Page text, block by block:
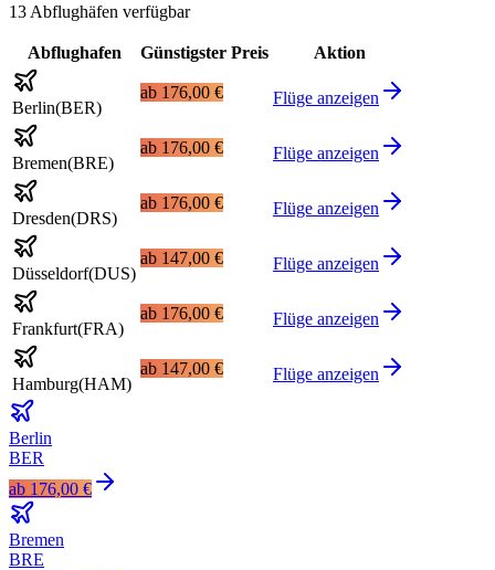
13 Abflughäfen verfügbar
Abflughafen Günstigster Preis Aktion
Berlin(BER)
ab 176,00 € Flüge anzeigen
Bremen(BRE)
ab 176,00 € Flüge anzeigen
Dresden(DRS)
ab 176,00 € Flüge anzeigen
Düsseldorf(DUS)
ab 147,00 € Flüge anzeigen
Frankfurt(FRA)
ab 176,00 € Flüge anzeigen
Hamburg(HAM)
ab 147,00 € Flüge anzeigen
Berlin
BER
ab 176,00 €
Bremen
BRE